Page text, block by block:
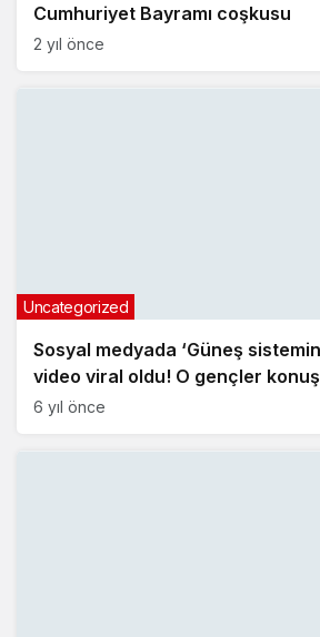
Cumhuriyet Bayramı coşkusu
2 yıl önce
Sosyal medyada ‘Güneş
video viral oldu! O gençler
Uncategorized
6 yıl önce